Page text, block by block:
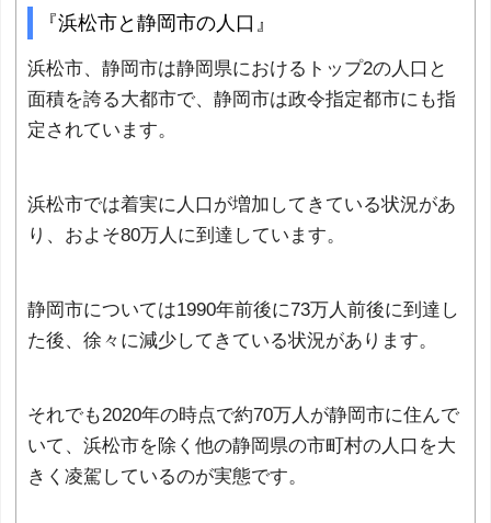
『浜松市と静岡市の人口』
浜松市、静岡市は静岡県におけるトップ2の人口と
面積を誇る大都市で、静岡市は政令指定都市にも指
定されています。
浜松市では着実に人口が増加してきている状況があ
り、およそ80万人に到達しています。
静岡市については1990年前後に73万人前後に到達し
た後、徐々に減少してきている状況があります。
それでも2020年の時点で約70万人が静岡市に住んで
いて、浜松市を除く他の静岡県の市町村の人口を大
きく凌駕しているのが実態です。